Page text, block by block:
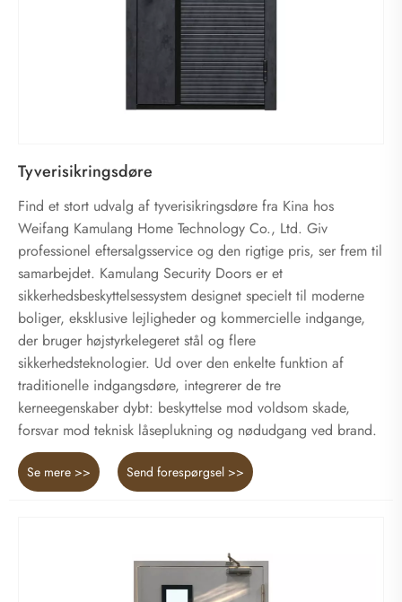
Tyverisikringsdøre
Find et stort udvalg af tyverisikringsdøre fra Kina hos
Weifang Kamulang Home Technology Co., Ltd. Giv
professionel eftersalgsservice og den rigtige pris, ser frem til
samarbejdet. Kamulang Security Doors er et
sikkerhedsbeskyttelsessystem designet specielt til moderne
boliger, eksklusive lejligheder og kommercielle indgange,
der bruger højstyrkelegeret stål og flere
sikkerhedsteknologier. Ud over den enkelte funktion af
traditionelle indgangsdøre, integrerer de tre
kerneegenskaber dybt: beskyttelse mod voldsom skade,
forsvar mod teknisk låseplukning og nødudgang ved brand.
Se mere >> Send forespørgsel >>